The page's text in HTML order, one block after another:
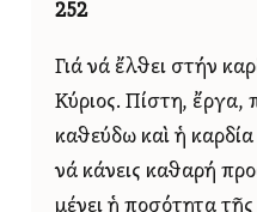
252
Γιά νά ἔλθει στήν
Κύριος. Πίστη,
καθεύδω καὶ ἡ
νά κάνεις καθαρή
μένει ἡ ποσότητα